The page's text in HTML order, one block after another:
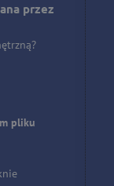
przez
pliku